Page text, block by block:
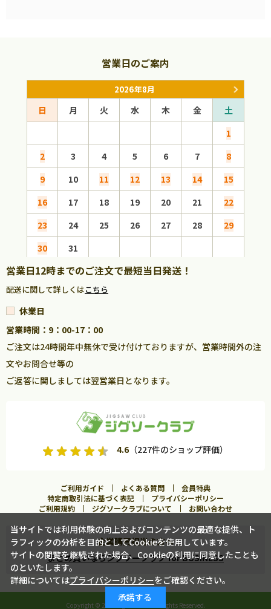
カートに入れる
この商品に合うフレームを見る
営業日のご案内
2026年8月
日 月 火 水 木 金
土
1
2
3 4 5 6 7
8
9
10 11 12 13 14
15
16
17 18 19 20 21
22
23
24 25 26 27 28
29
30
31
営業日12時までのご注文で最短当日発送！
配送に関して詳しくはこちら
休業日
営業時間：9：00-17：00
ご注文は24時間年中無休で受け付けておりますが、営業時間外の注
文やお問合せ等の
ご返答に関しましては翌営業日となります。
4.6（227件のショップ評価）
ご利用ガイド よくある質問
会員特典
特定商取引法に基づく表記
プライバシーポリシー
ご利用規約
ジグソークラブについて お問い合わせ
企業購買担当の方へ
まとめ買いならジグソークラブ for BUSINESS
Copyright © 2026 Jigsawclub. All Rights Reserved.
当サイトでは利用体験の向上およびコンテンツの最適な提供、ト
ラフィックの分析を目的としてCookieを使用しています。
サイトの閲覧を継続された場合、Cookieの利用に同意したことも
のといたします。
詳細についてはプライバシーポリシーをご確認ください。
承諾する